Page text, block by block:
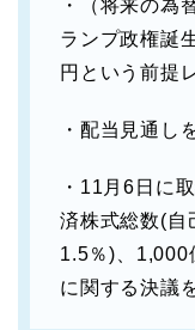
・（将来の為
ランプ政権誕
円という前提
・配当見通し
・11月6日に
済株式総数(自
1.5％)、1,000
に関する決議